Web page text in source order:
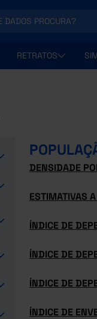
RETRATOS
DENSIDADE
ESTIMATIVAS
ÍNDICE DE
ÍNDICE DE
ÍNDICE DE
ÍNDICE DE